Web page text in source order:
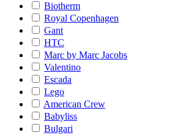
Biotherm
Royal Copenhagen
Gant
HTC
Marc by Marc Jacobs
Valentino
Escada
Lego
American Crew
Babyliss
Bulgari